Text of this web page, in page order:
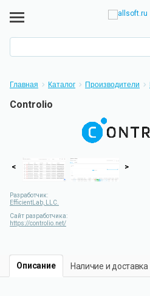
Главная Каталог Производители
Controlio
< >
Разработчик:
EfficientLab, LLC.
Сайт разработчика:
https://controlio.net/
Описание Наличие и доставка